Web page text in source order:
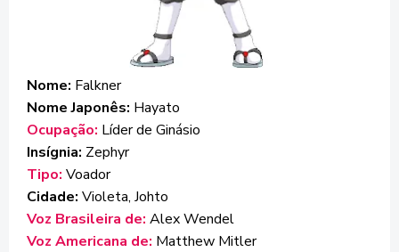
Nome: Falkner
Nome Japonês: Hayato
Ocupação: Líder de Ginásio
Insígnia: Zephyr
Tipo: Voador
Cidade: Violeta, Johto
Voz Brasileira de: Alex Wendel
Voz Americana de: Matthew Mitler